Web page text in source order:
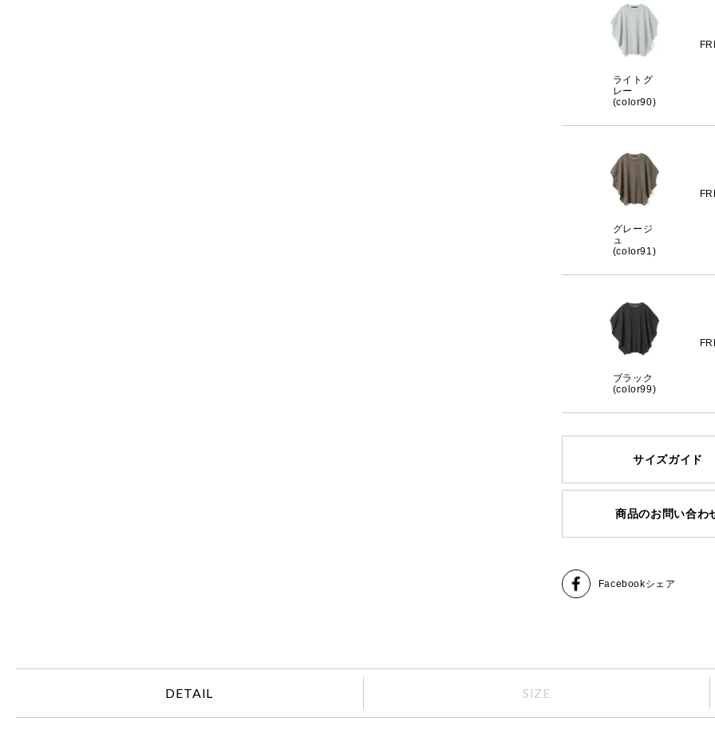
ライトグ
レー
(color90)
グレージ
ュ
(color91)
ブラック
(color99)
サイズガイド
商品のお問い合わ
Facebookシェア
DETAIL SIZE